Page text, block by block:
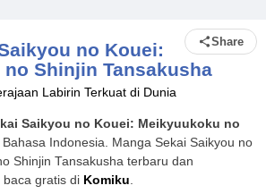
no Kouei:
Shinjin Tansakusha
Share
Labirin Terkuat di Dunia
Saikyou no Kouei: Meikyuukoku no
Bahasa Indonesia. Manga Sekai Saikyou no
Shinjin Tansakusha terbaru dan
gratis di Komiku